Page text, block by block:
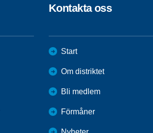
Kontakta oss
Start
Om distriktet
Bli medlem
Förmåner